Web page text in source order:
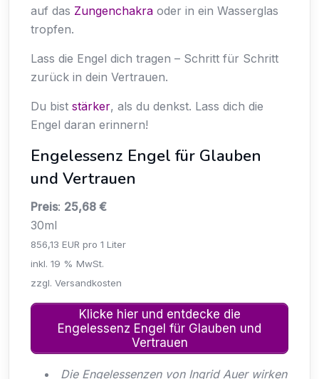
auf das Zungenchakra oder in ein Wasserglas
tropfen.
Lass die Engel dich tragen – Schritt für Schritt
zurück in dein Vertrauen.
Du bist stärker, als du denkst. Lass dich die
Engel daran erinnern!
Engelessenz Engel für Glauben
und Vertrauen
Preis: 25,68 €
30ml
856,13 EUR pro 1 Liter
inkl. 19 % MwSt.
zzgl. Versandkosten
Klicke hier und entdecke die
Engelessenz Engel für Glauben und
Vertrauen
Die Engelessenzen von Ingrid Auer wirken